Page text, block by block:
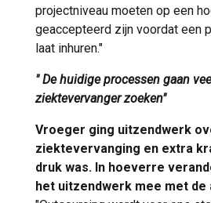
projectniveau moeten op een
geaccepteerd zijn voordat een
laat inhuren."
" De huidige processen gaan
ziektevervanger zoeken"
Vroeger ging uitzendwerk
ziektevervanging en extra
druk was. In hoeverre
het uitzendwerk mee met de